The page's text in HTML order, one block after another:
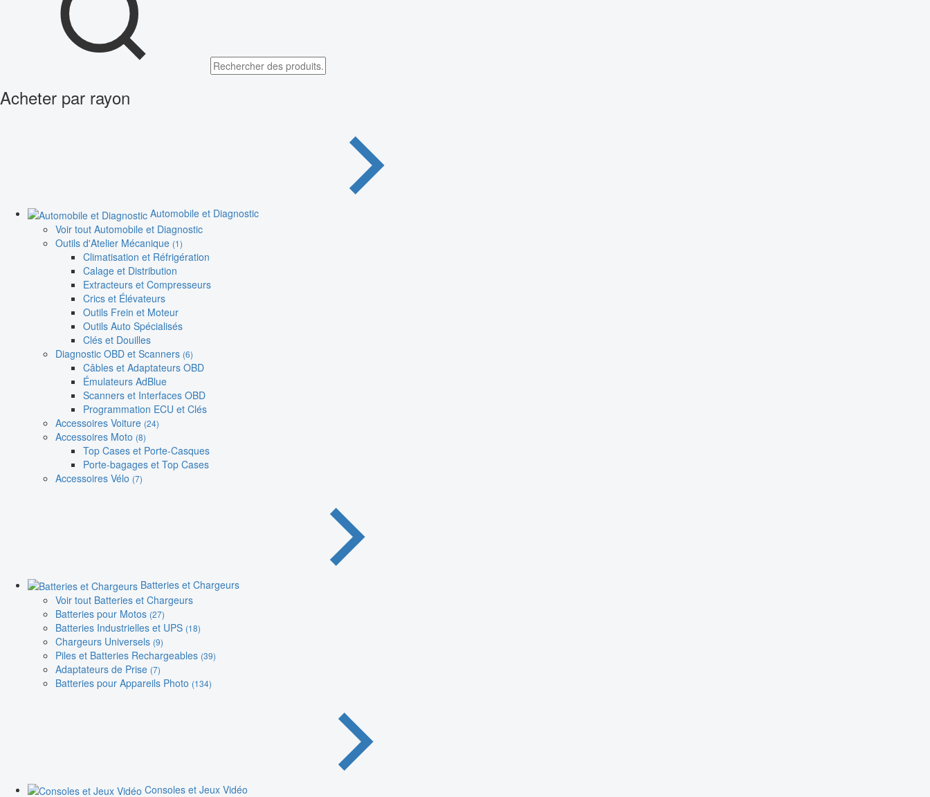
Acheter par rayon
Automobile et Diagnostic
Voir tout Automobile et Diagnostic
Outils d'Atelier Mécanique (1)
Climatisation et Réfrigération
Calage et Distribution
Extracteurs et Compresseurs
Crics et Élévateurs
Outils Frein et Moteur
Outils Auto Spécialisés
Clés et Douilles
Diagnostic OBD et Scanners (6)
Câbles et Adaptateurs OBD
Émulateurs AdBlue
Scanners et Interfaces OBD
Programmation ECU et Clés
Accessoires Voiture (24)
Accessoires Moto (8)
Top Cases et Porte-Casques
Porte-bagages et Top Cases
Accessoires Vélo (7)
Batteries et Chargeurs
Voir tout Batteries et Chargeurs
Batteries pour Motos (27)
Batteries Industrielles et UPS (18)
Chargeurs Universels (9)
Piles et Batteries Rechargeables (39)
Adaptateurs de Prise (7)
Batteries pour Appareils Photo (134)
Consoles et Jeux Vidéo